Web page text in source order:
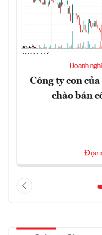
Doanh
Công ty con
chào bán
Đọc